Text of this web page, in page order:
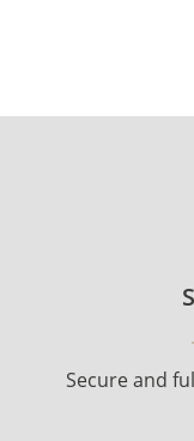
Secure and